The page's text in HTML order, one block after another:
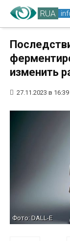
RUA
изменить
27.11.2023 в 16:39
Фото: DALL-E